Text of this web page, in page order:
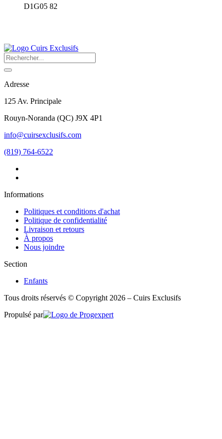
D1G05 82
Adresse
125 Av. Principale
Rouyn-Noranda (QC) J9X 4P1
info@cuirsexclusifs.com
(819) 764-6522
Informations
Politiques et conditions d'achat
Politique de confidentialité
Livraison et retours
À propos
Nous joindre
Section
Enfants
Tous droits réservés © Copyright 2026 – Cuirs Exclusifs
Propulsé par